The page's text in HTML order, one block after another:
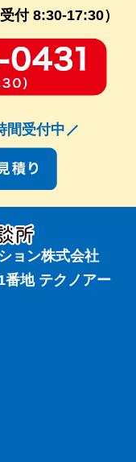
受付 8:30-17:30）
間受付中
ョン株式会社
番地 テクノアー